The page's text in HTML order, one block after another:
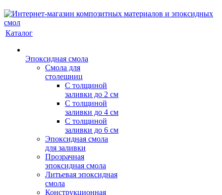
Каталог
Эпоксидная смола
Смола для
столешниц
С толщиной
заливки до 2 см
С толщиной
заливки до 4 см
С толщиной
заливки до 6 см
Эпоксидная смола
для заливки
Прозрачная
эпоксидная смола
Литьевая эпоксидная
смола
Конструкционная